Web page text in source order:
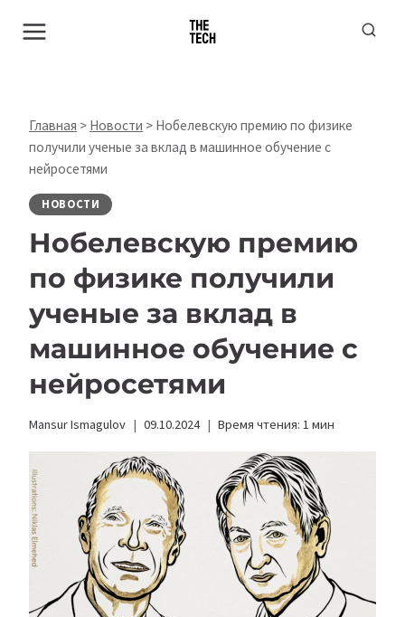
Главная > Новости > Нобелевскую премию по физике
получили ученые за вклад в машинное обучение с
нейросетями
НОВОСТИ
Нобелевскую премию
по физике получили
ученые за вклад в
машинное обучение с
нейросетями
Mansur Ismagulov 09.10.2024 Время чтения: 1 мин